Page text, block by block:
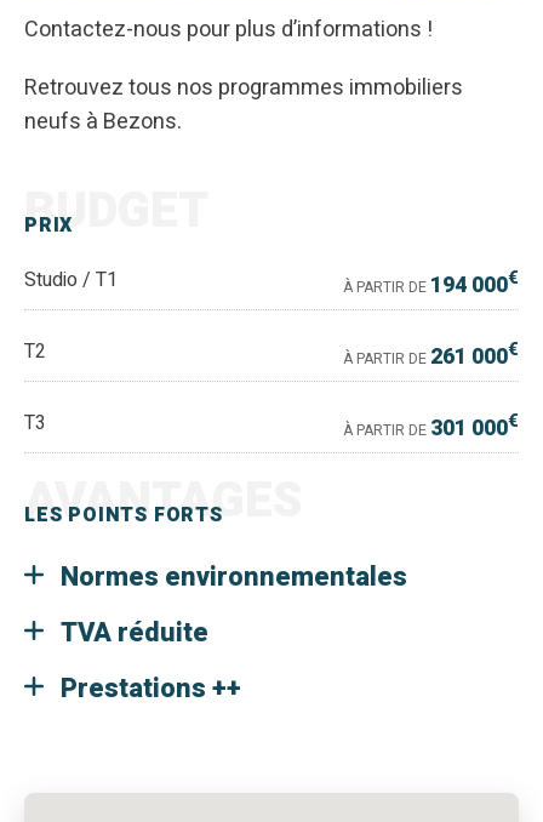
Contactez-nous pour plus d’informations !
Retrouvez tous nos programmes immobiliers
neufs à Bezons.
PRIX
BUDGET
Studio / T1 À PARTIR DE 194 000€
T2 À PARTIR DE 261 000€
T3 À PARTIR DE 301 000€
LES POINTS FORTS
AVANTAGES
Normes environnementales
TVA réduite
Prestations ++